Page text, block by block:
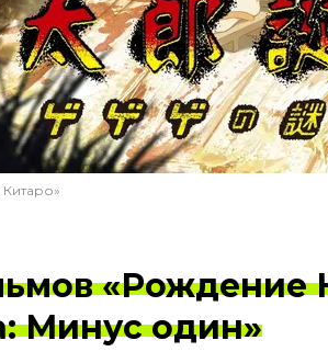
«Рождение
Минус один»